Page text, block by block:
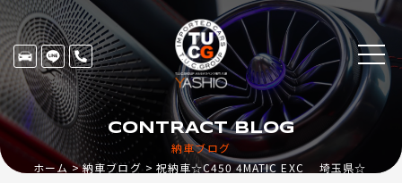
納車ブログ
CONTRACT BLOG
ホーム 納車ブログ 祝納車☆C450 4MATIC EXC 埼玉県☆